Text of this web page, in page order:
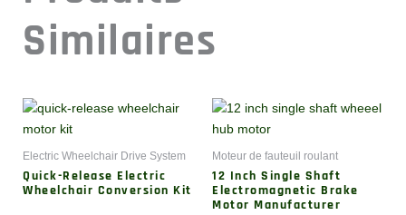
Similaires
Electric Wheelchair Drive System
Quick-Release Electric
Wheelchair Conversion Kit
Moteur de fauteuil roulant
12 Inch Single Shaft
Electromagnetic Brake
Motor Manufacturer